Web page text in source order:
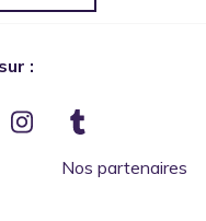
:
Nos partenaires